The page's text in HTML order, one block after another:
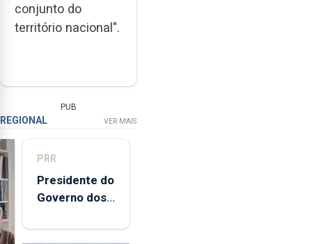
conjunto do
território nacional".
PUB
REGIONAL VER MAIS
PRR
Presidente do
Governo dos
destaca